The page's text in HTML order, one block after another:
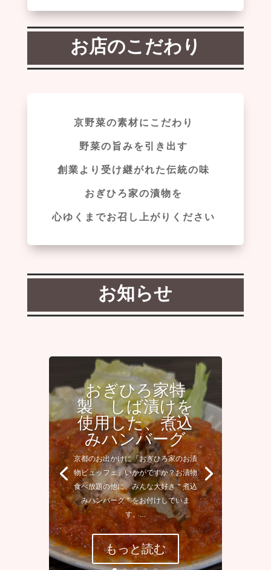
お店のこだわり
京野菜の素材にこだわり
野菜の旨みを引き出す
創業より受け継がれた伝統の味
おぎひろ家の漬物を
心ゆくまでお召し上がりください
お知らせ
おぎひろ家特
製 しば漬けを
使用した、煮込
みハンバーグ
京都のお出かけに『おぎひろ家のお漬
物ビュッフェ』いかがですか？お漬物
食べ放題の他に、みんな大好き＂煮込
みハンバーグ＂をお付けしていま
す。...
もっと読む